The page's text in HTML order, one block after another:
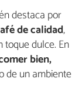
destaca por
de calidad,
dulce. En
bien,
de un ambiente